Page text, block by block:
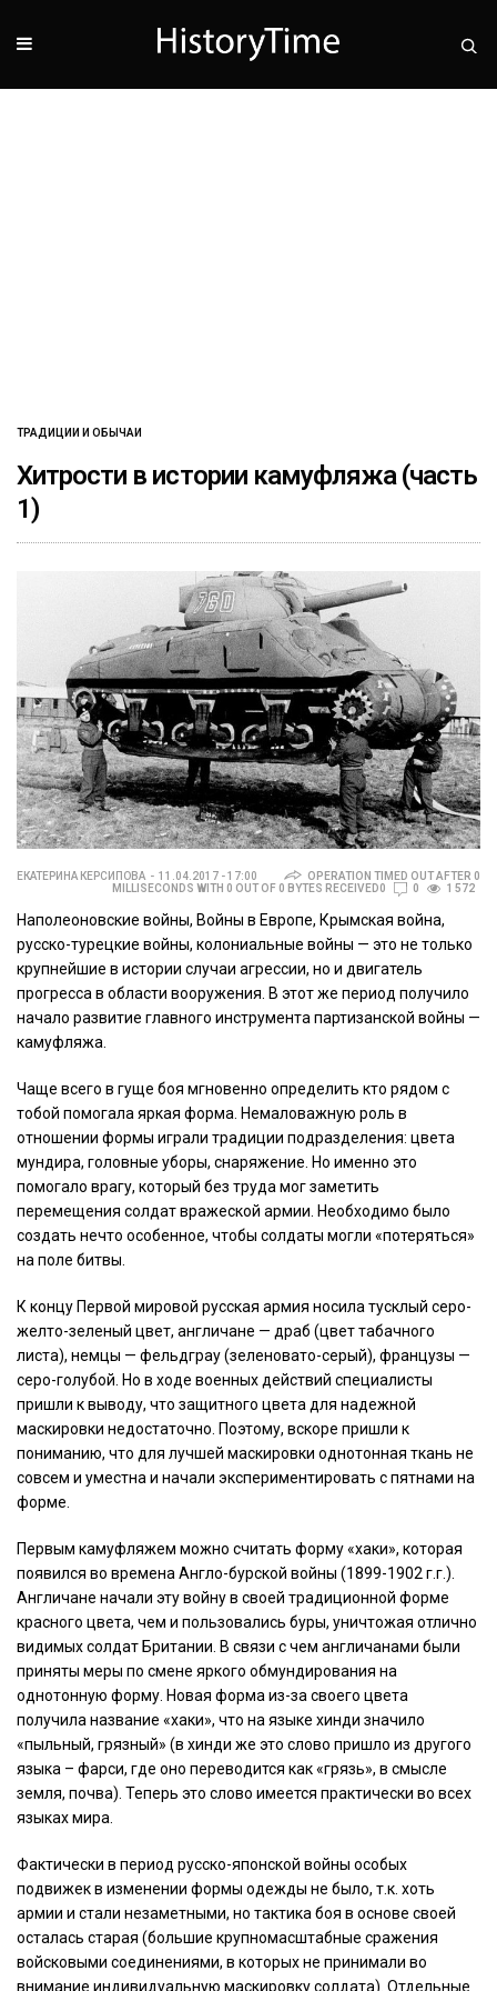
ТРАДИЦИИ И ОБЫЧАИ
Хитрости в истории камуфляжа (часть
1)
ЕКАТЕРИНА КЕРСИПОВА 11.04.2017 - 17:00
OPERATION TIMED OUT AFTER 0
MILLISECONDS WITH 0 OUT OF 0 BYTES RECEIVED0
0 1 572
Наполеоновские войны, Войны в Европе, Крымская война,
русско-турецкие войны, колониальные войны — это не только
крупнейшие в истории случаи агрессии, но и двигатель
прогресса в области вооружения. В этот же период получило
начало развитие главного инструмента партизанской войны —
камуфляжа.
Чаще всего в гуще боя мгновенно определить кто рядом с
тобой помогала яркая форма. Немаловажную роль в
отношении формы играли традиции подразделения: цвета
мундира, головные уборы, снаряжение. Но именно это
помогало врагу, который без труда мог заметить
перемещения солдат вражеской армии. Необходимо было
создать нечто особенное, чтобы солдаты могли «потеряться»
на поле битвы.
К концу Первой мировой русская армия носила тусклый серо-
желто-зеленый цвет, англичане — драб (цвет табачного
листа), немцы — фельдграу (зеленовато-серый), французы —
серо-голубой. Но в ходе военных действий специалисты
пришли к выводу, что защитного цвета для надежной
маскировки недостаточно. Поэтому, вскоре пришли к
пониманию, что для лучшей маскировки однотонная ткань не
совсем и уместна и начали экспериментировать с пятнами на
форме.
Первым камуфляжем можно считать форму «хаки», которая
появился во времена Англо-бурской войны (1899-1902 г.г.).
Англичане начали эту войну в своей традиционной форме
красного цвета, чем и пользовались буры, уничтожая отлично
видимых солдат Британии. В связи с чем англичанами были
приняты меры по смене яркого обмундирования на
однотонную форму. Новая форма из-за своего цвета
получила название «хаки», что на языке хинди значило
«пыльный, грязный» (в хинди же это слово пришло из другого
языка – фарси, где оно переводится как «грязь», в смысле
земля, почва). Теперь это слово имеется практически во всех
языках мира.
Фактически в период русско-японской войны особых
подвижек в изменении формы одежды не было, т.к. хоть
армии и стали незаметными, но тактика боя в основе своей
осталась старая (большие крупномасштабные сражения
войсковыми соединениями, в которых не принимали во
внимание индивидуальную маскировку солдата). Отдельные